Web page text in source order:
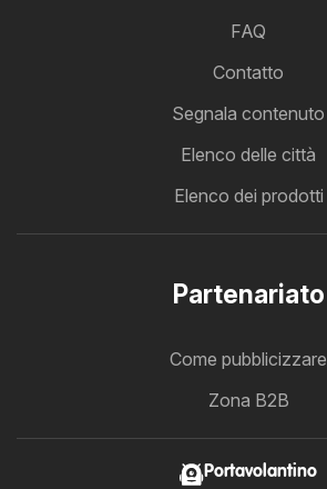
FAQ
Contatto
Segnala contenuto
Elenco delle città
Elenco dei prodotti
Partenariato
Come pubblicizzare
Zona B2B
Portavolantino